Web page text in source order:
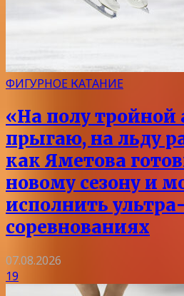
ФИГУРНОЕ КАТАНИЕ
«На полу тройной
прыгаю, на льду
как Яметова
новому сезону и
исполнить
соревнованиях
07.08.2026
19